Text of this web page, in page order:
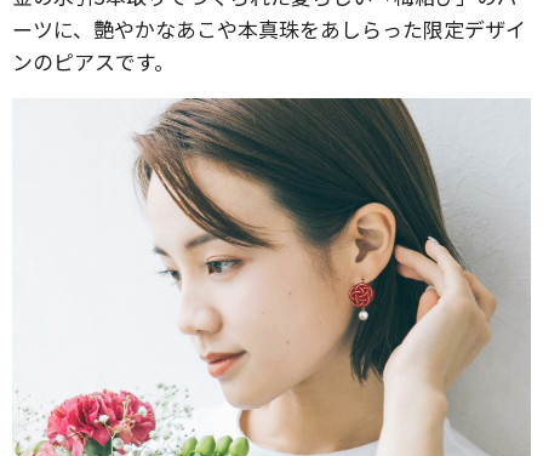
ーツに、艶やかなあこや本真珠をあしらった限定デザイ
ンのピアスです。